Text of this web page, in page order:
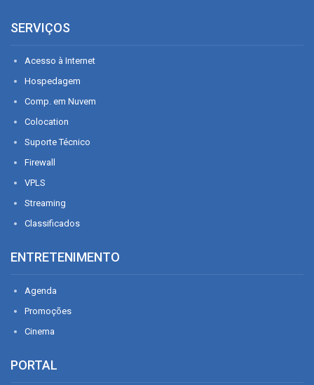
SERVIÇOS
Acesso à Internet
Hospedagem
Comp. em Nuvem
Colocation
Suporte Técnico
Firewall
VPLS
Streaming
Classificados
ENTRETENIMENTO
Agenda
Promoções
Cinema
PORTAL